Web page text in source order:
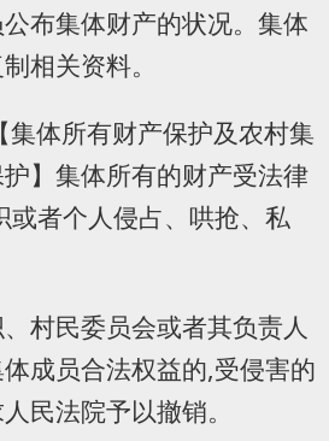
布集体财产的状况。集体
相关资料。
集体所有财产保护及农村集
】集体所有的财产受法律
或者个人侵占、哄抢、私
村民委员会或者其负责人
成员合法权益的,受侵害的
民法院予以撤销。